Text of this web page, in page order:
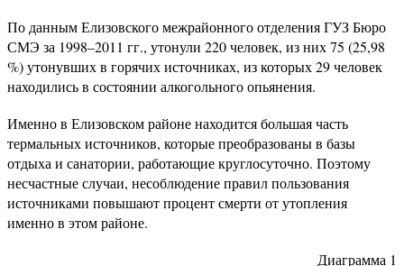
По данным Елизовского межрайонного отделения ГУЗ Бюро
СМЭ за 1998–2011 гг., утонули 220 человек, из них 75 (25,98
%) утонувших в горячих источниках, из которых 29 человек
находились в состоянии алкогольного опьянения.
Именно в Елизовском районе находится большая часть
термальных источников, которые преобразованы в базы
отдыха и санатории, работающие круглосуточно. Поэтому
несчастные случаи, несоблюдение правил пользования
источниками повышают процент смерти от утопления
именно в этом районе.
Диаграмма 1